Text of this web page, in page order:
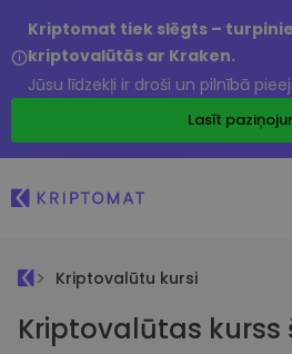
Kriptomat tiek slēgts –
kriptovalūtās ar Kraken.
Jūsu līdzekļi ir droši un pilnībā
Lasīt
Kriptovalūtu kursi
Kriptovalūtas kurss